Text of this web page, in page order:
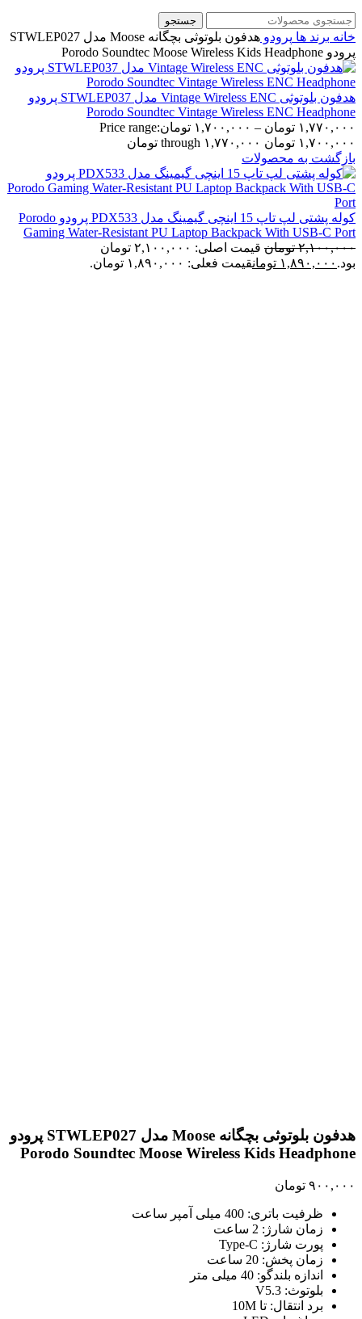
جستجو
خانه برند ها پرودو
هدفون بلوتوثی بچگانه Moose مدل STWLEP027
پرودو Porodo Soundtec Moose Wireless Kids Headphone
هدفون بلوتوثی Vintage Wireless ENC مدل STWLEP037 پرودو
Porodo Soundtec Vintage Wireless ENC Headphone
۱,۷۷۰,۰۰۰ تومان – ۱,۷۰۰,۰۰۰ تومانPrice range:
۱,۷۰۰,۰۰۰ تومان through ۱,۷۷۰,۰۰۰ تومان
بازگشت به محصولات
کوله پشتی لپ تاپ 15 اینچی گیمینگ مدل PDX533 پرودو Porodo
Gaming Water-Resistant PU Laptop Backpack With USB-C Port
۲,۱۰۰,۰۰۰ تومان
قیمت اصلی: ۲,۱۰۰,۰۰۰ تومان
بود. ۱,۸۹۰,۰۰۰ تومانقیمت فعلی: ۱,۸۹۰,۰۰۰ تومان.
هدفون بلوتوثی بچگانه Moose مدل STWLEP027 پرودو
Porodo Soundtec Moose Wireless Kids Headphone
۹۰۰,۰۰۰ تومان
ظرفیت باتری: 400 میلی آمپر ساعت
زمان شارژ: 2 ساعت
پورت شارژ: Type-C
زمان پخش: 20 ساعت
اندازه بلندگو: 40 میلی متر
بلوتوث: V5.3
برد انتقال: تا 10M